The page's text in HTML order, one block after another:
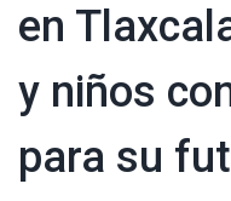
en
y niños
para su